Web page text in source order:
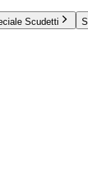
Scudetti